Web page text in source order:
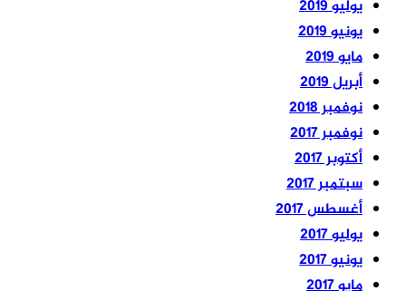
يوليو 2019
يونيو 2019
مايو 2019
أبريل 2019
نوفمبر 2018
نوفمبر 2017
أكتوبر 2017
سبتمبر 2017
أغسطس 2017
يوليو 2017
يونيو 2017
مايو 2017